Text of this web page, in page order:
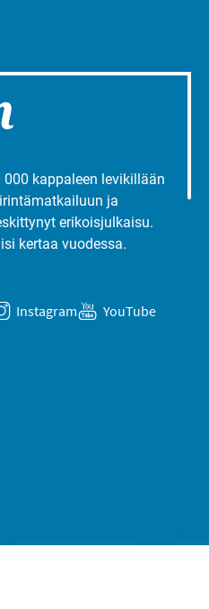
kappaleen levikillään
ja
erikoisjulkaisu.
kertaa vuodessa.
Instagram YouTube